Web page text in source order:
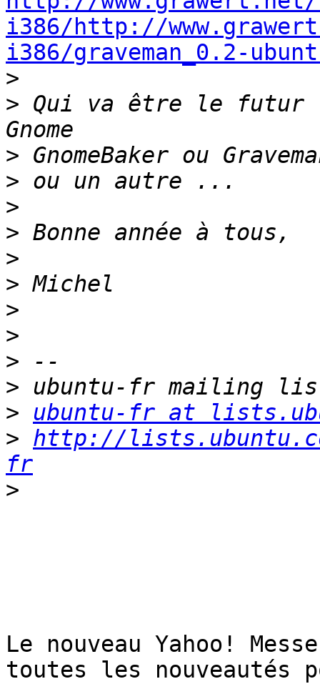
i386/http://
i386/graveman_0.2-
>
> Qui va être le futur
>
>
>
>
>
>
>
>
>
>
>
ubuntu-fr at
> http://
fr
>
Le nouveau Yahoo!
toutes les nouveautés